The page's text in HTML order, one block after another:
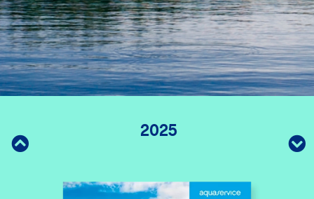
2025